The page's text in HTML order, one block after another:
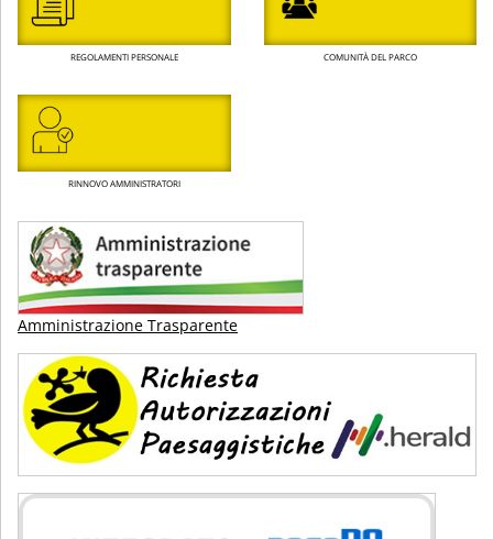
REGOLAMENTI PERSONALE COMUNITÀ DEL PARCO
RINNOVO AMMINISTRATORI
Amministrazione Trasparente